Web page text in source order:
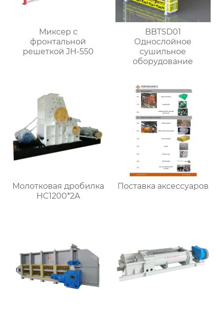
Миксер с
фронтальной
решеткой JH-550
BBTSD01
Однослойное
сушильное
оборудование
Молотковая дробилка
HC1200*2A
Поставка аксессуаров